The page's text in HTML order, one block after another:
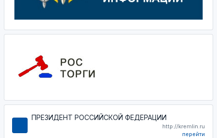
ПРЕЗИДЕНТ РОССИЙСКОЙ ФЕДЕРАЦИИ
http://kremlin.ru
перейти